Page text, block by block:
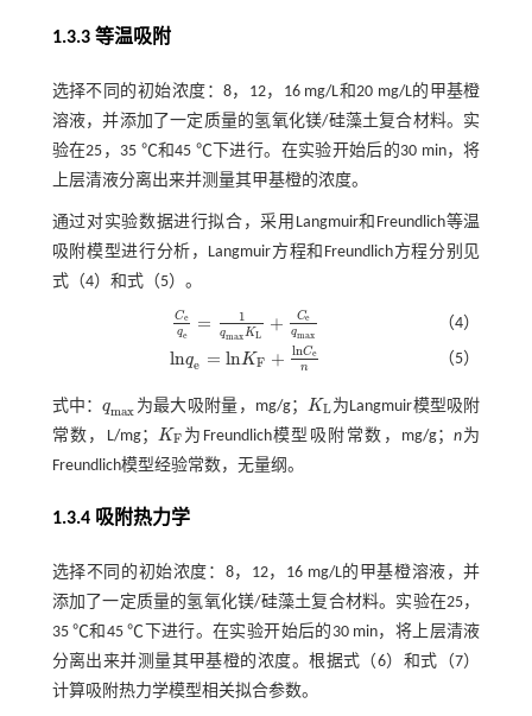
1.3.3 等温吸附
选择不同的初始浓度：8，12，16 mg/L和20 mg/L的甲基橙
溶液，并添加了一定质量的氢氧化镁/硅藻土复合材料。实
验在25，35 ℃和45 ℃下进行。在实验开始后的30 min，将
上层清液分离出来并测量其甲基橙的浓度。
通过对实验数据进行拟合，采用Langmuir和Freundlich等温
吸附模型进行分析，Langmuir方程和Freundlich方程分别见
式（4） 和式（5） 。
Ce
qe
= 1
qmaxKL
+ Ce
qmax
Ceq e= 1qmaxK L+Ceqm （4）
lnqe = lnKF + lnCe
n
lnqe= lnKF+lnCe n （5）
式中：qmax
qmax为最大吸附量，mg/g； KL
KL
为Langmuir模型吸附
常数，L/mg； KF
KF 为Freundlich模型吸附常数，mg/g； n为
Freundlich模型经验常数，无量纲。
1.3.4 吸附热力学
选择不同的初始浓度：8，12，16 mg/L的甲基橙溶液，并
添加了一定质量的氢氧化镁/硅藻土复合材料。实验在25，
35 ℃和45 ℃下进行。在实验开始后的30 min，将上层清液
分离出来并测量其甲基橙的浓度。根据式（6） 和式（7）
计算吸附热力学模型相关拟合参数。